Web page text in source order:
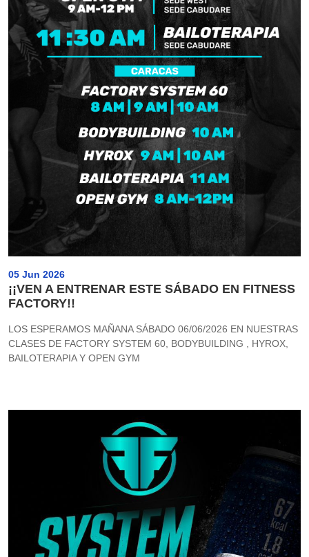
05 Jun 2026
¡¡VEN A ENTRENAR ESTE SÁBADO EN FITNESS
FACTORY!!
LOS ESPERAMOS MAÑANA SÁBADO 06/06/2026 EN NUESTRAS
CLASES DE FACTORY SYSTEM 60, BODYBUILDING , HYROX,
BAILOTERAPIA Y OPEN GYM